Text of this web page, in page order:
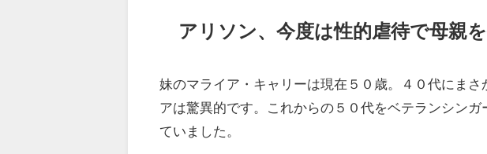
アリソン、今度は性的虐待で母親
妹のマライア・キャリーは現在 ５０歳。４０代にま
アは驚異的です。これからの５０代をベテランシン
ていました。